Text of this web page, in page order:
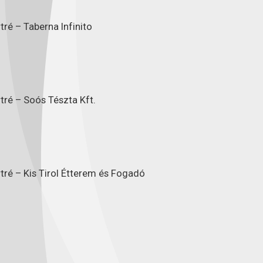
– Taberna Infinito
– Soós Tészta Kft.
– Kis Tirol Étterem és Fogadó